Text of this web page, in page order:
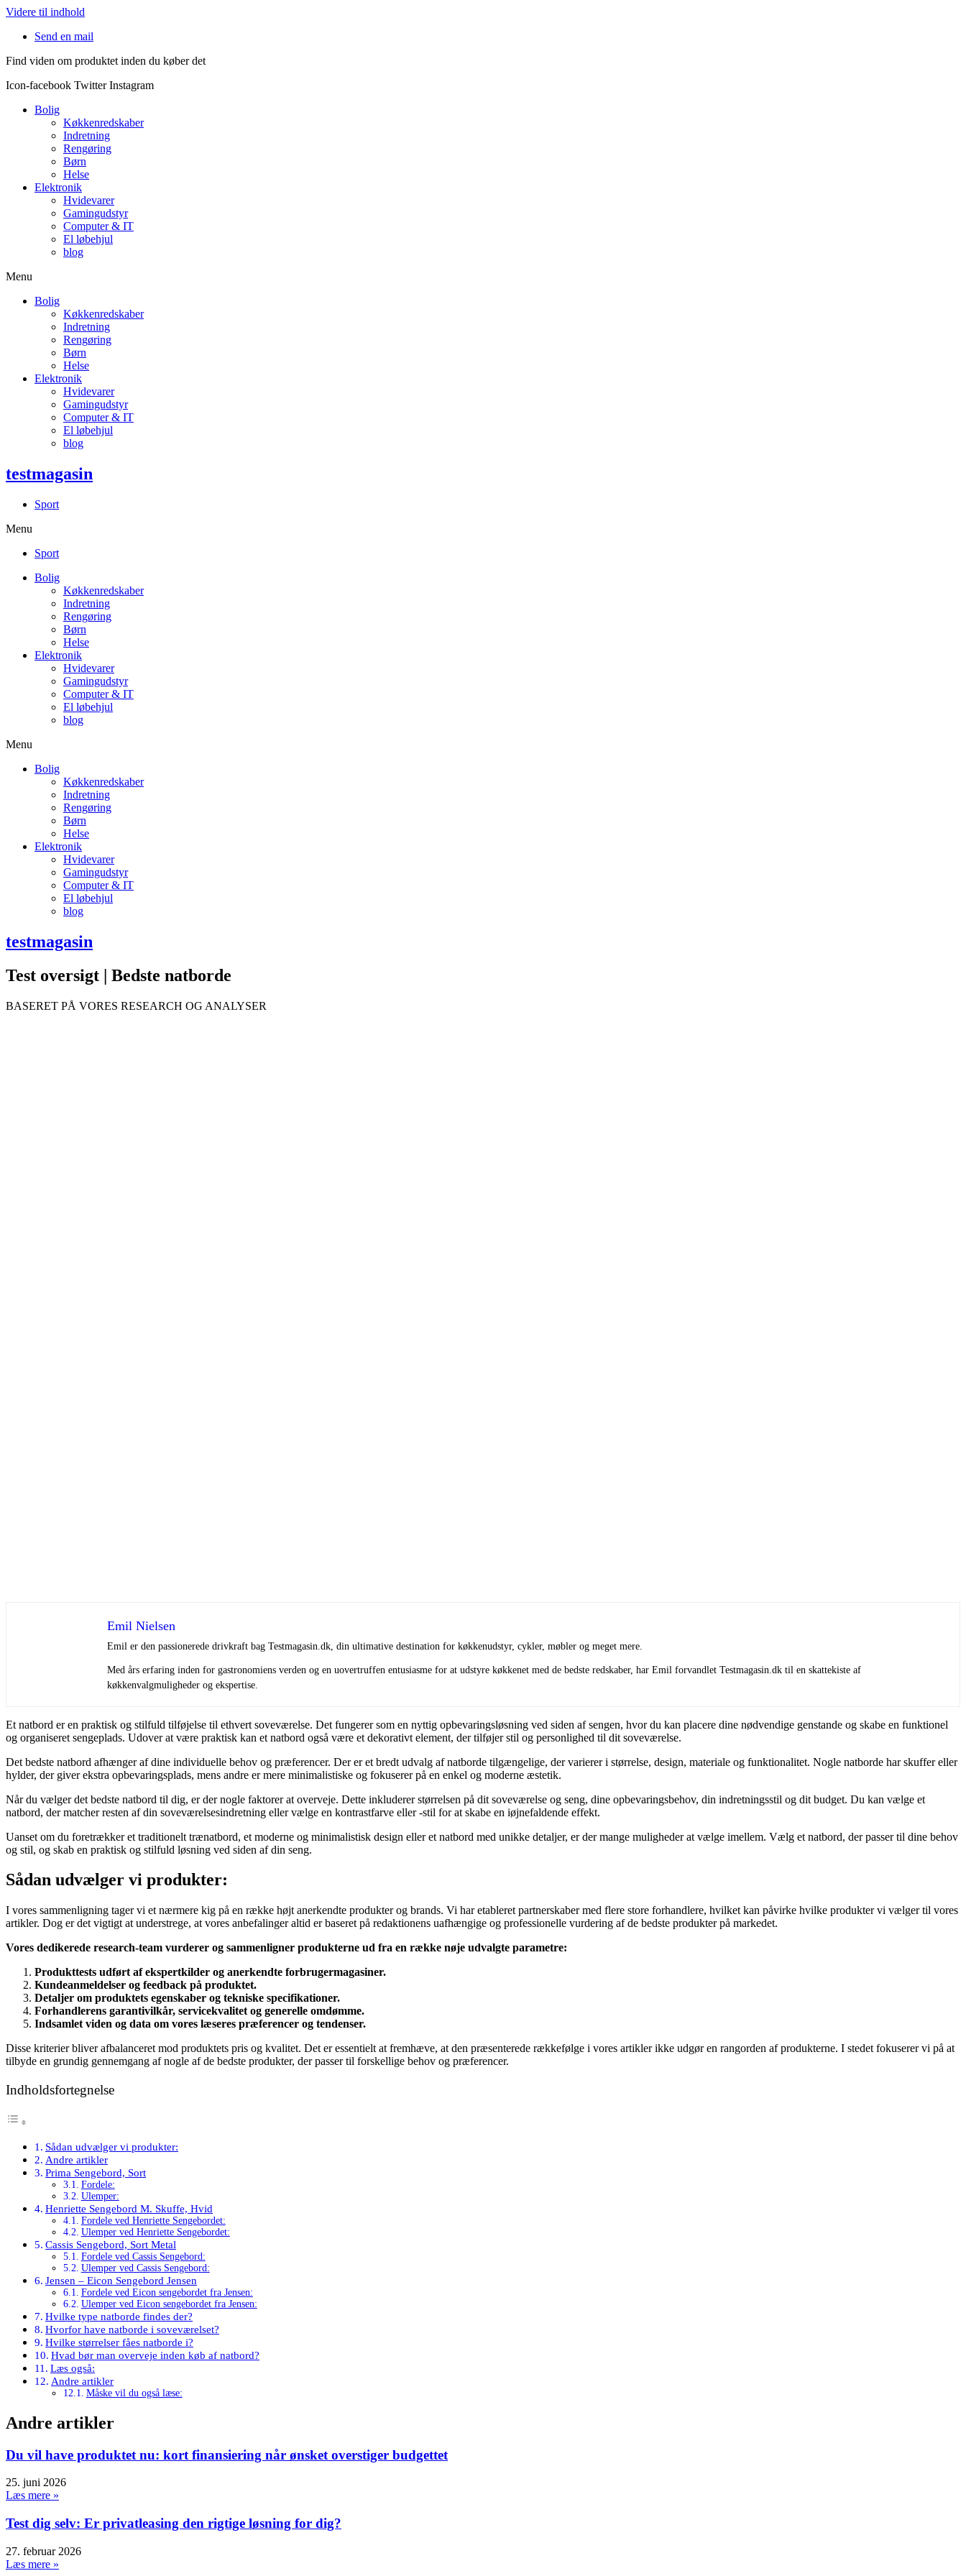
Videre til indhold
Send en mail
Find viden om produktet inden du køber det
Icon-facebook Twitter Instagram
Bolig
Køkkenredskaber
Indretning
Rengøring
Børn
Helse
Elektronik
Hvidevarer
Gamingudstyr
Computer & IT
El løbehjul
blog
Menu
Bolig
Køkkenredskaber
Indretning
Rengøring
Børn
Helse
Elektronik
Hvidevarer
Gamingudstyr
Computer & IT
El løbehjul
blog
testmagasin
Sport
Menu
Sport
Bolig
Køkkenredskaber
Indretning
Rengøring
Børn
Helse
Elektronik
Hvidevarer
Gamingudstyr
Computer & IT
El løbehjul
blog
Menu
Bolig
Køkkenredskaber
Indretning
Rengøring
Børn
Helse
Elektronik
Hvidevarer
Gamingudstyr
Computer & IT
El løbehjul
blog
testmagasin
Test oversigt | Bedste natborde
BASERET PÅ VORES RESEARCH OG ANALYSER
Emil Nielsen
Emil er den passionerede drivkraft bag Testmagasin.dk, din ultimative destination for køkkenudstyr, cykler, møbler og meget mere.
Med års erfaring inden for gastronomiens verden og en uovertruffen entusiasme for at udstyre køkkenet med de bedste redskaber, har Emil forvandlet Testmagasin.dk til en skattekiste af
køkkenvalgmuligheder og ekspertise.
Et natbord er en praktisk og stilfuld tilføjelse til ethvert soveværelse. Det fungerer som en nyttig opbevaringsløsning ved siden af sengen, hvor du kan placere dine nødvendige genstande og skabe en funktionel
og organiseret sengeplads. Udover at være praktisk kan et natbord også være et dekorativt element, der tilføjer stil og personlighed til dit soveværelse.
Det bedste natbord afhænger af dine individuelle behov og præferencer. Der er et bredt udvalg af natborde tilgængelige, der varierer i størrelse, design, materiale og funktionalitet. Nogle natborde har skuffer eller
hylder, der giver ekstra opbevaringsplads, mens andre er mere minimalistiske og fokuserer på en enkel og moderne æstetik.
Når du vælger det bedste natbord til dig, er der nogle faktorer at overveje. Dette inkluderer størrelsen på dit soveværelse og seng, dine opbevaringsbehov, din indretningsstil og dit budget. Du kan vælge et
natbord, der matcher resten af din soveværelsesindretning eller vælge en kontrastfarve eller -stil for at skabe en iøjnefaldende effekt.
Uanset om du foretrækker et traditionelt trænatbord, et moderne og minimalistisk design eller et natbord med unikke detaljer, er der mange muligheder at vælge imellem. Vælg et natbord, der passer til dine behov
og stil, og skab en praktisk og stilfuld løsning ved siden af din seng.
Sådan udvælger vi produkter:
I vores sammenligning tager vi et nærmere kig på en række højt anerkendte produkter og brands. Vi har etableret partnerskaber med flere store forhandlere, hvilket kan påvirke hvilke produkter vi vælger til vores
artikler. Dog er det vigtigt at understrege, at vores anbefalinger altid er baseret på redaktionens uafhængige og professionelle vurdering af de bedste produkter på markedet.
Vores dedikerede research-team vurderer og sammenligner produkterne ud fra en række nøje udvalgte parametre:
Produkttests udført af ekspertkilder og anerkendte forbrugermagasiner.
Kundeanmeldelser og feedback på produktet.
Detaljer om produktets egenskaber og tekniske specifikationer.
Forhandlerens garantivilkår, servicekvalitet og generelle omdømme.
Indsamlet viden og data om vores læseres præferencer og tendenser.
Disse kriterier bliver afbalanceret mod produktets pris og kvalitet. Det er essentielt at fremhæve, at den præsenterede rækkefølge i vores artikler ikke udgør en rangorden af produkterne. I stedet fokuserer vi på at
tilbyde en grundig gennemgang af nogle af de bedste produkter, der passer til forskellige behov og præferencer.
Indholdsfortegnelse
Sådan udvælger vi produkter:
Andre artikler
Prima Sengebord, Sort
Fordele:
Ulemper:
Henriette Sengebord M. Skuffe, Hvid
Fordele ved Henriette Sengebordet:
Ulemper ved Henriette Sengebordet:
Cassis Sengebord, Sort Metal
Fordele ved Cassis Sengebord:
Ulemper ved Cassis Sengebord:
Jensen – Eicon Sengebord Jensen
Fordele ved Eicon sengebordet fra Jensen:
Ulemper ved Eicon sengebordet fra Jensen:
Hvilke type natborde findes der?
Hvorfor have natborde i soveværelset?
Hvilke størrelser fåes natborde i?
Hvad bør man overveje inden køb af natbord?
Læs også:
Andre artikler
Måske vil du også læse:
Andre artikler
Du vil have produktet nu: kort finansiering når ønsket overstiger budgettet
25. juni 2026
Læs mere »
Test dig selv: Er privatleasing den rigtige løsning for dig?
27. februar 2026
Læs mere »